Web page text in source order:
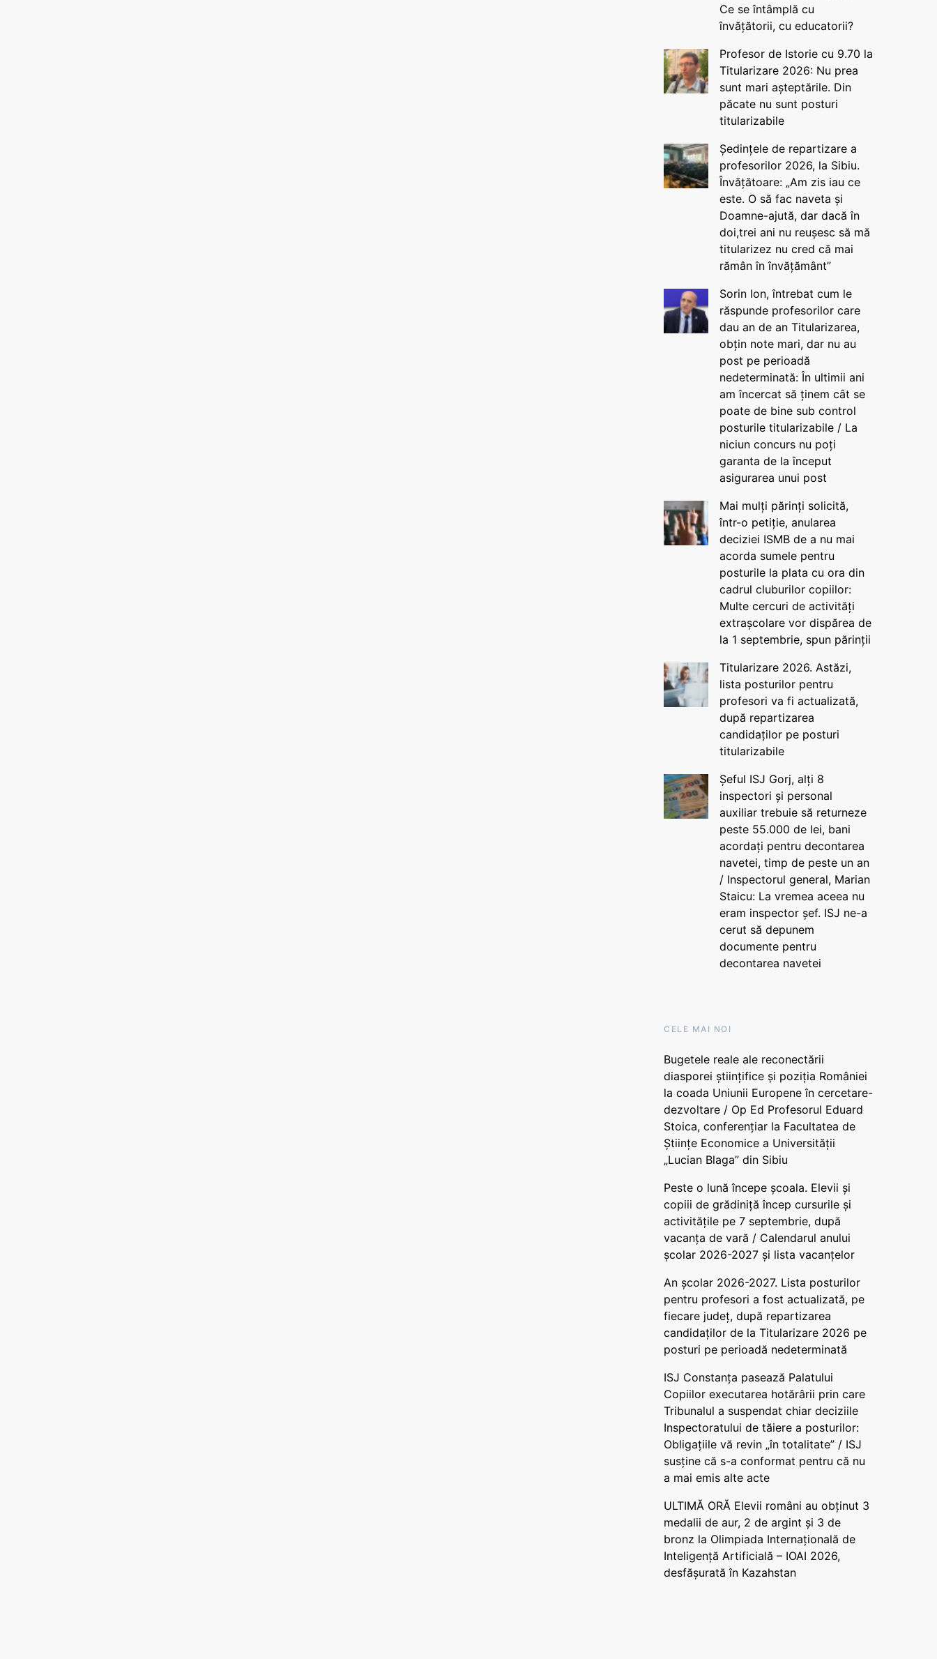
Ce se întâmplă cu
învățătorii, cu educatorii?
Profesor de Istorie cu 9.70 la
Titularizare 2026: Nu prea
sunt mari așteptările. Din
păcate nu sunt posturi
titularizabile
Ședințele de repartizare a
profesorilor 2026, la Sibiu.
Învățătoare: „Am zis iau ce
este. O să fac naveta și
Doamne-ajută, dar dacă în
doi,trei ani nu reușesc să mă
titularizez nu cred că mai
rămân în învățământ”
Sorin Ion, întrebat cum le
răspunde profesorilor care
dau an de an Titularizarea,
obțin note mari, dar nu au
post pe perioadă
nedeterminată: În ultimii ani
am încercat să ținem cât se
poate de bine sub control
posturile titularizabile / La
niciun concurs nu poți
garanta de la început
asigurarea unui post
Mai mulți părinți solicită,
într-o petiție, anularea
deciziei ISMB de a nu mai
acorda sumele pentru
posturile la plata cu ora din
cadrul cluburilor copiilor:
Multe cercuri de activități
extrașcolare vor dispărea de
la 1 septembrie, spun părinții
Titularizare 2026. Astăzi,
lista posturilor pentru
profesori va fi actualizată,
după repartizarea
candidaților pe posturi
titularizabile
Șeful ISJ Gorj, alți 8
inspectori și personal
auxiliar trebuie să returneze
peste 55.000 de lei, bani
acordați pentru decontarea
navetei, timp de peste un an
/ Inspectorul general, Marian
Staicu: La vremea aceea nu
eram inspector șef. ISJ ne-a
cerut să depunem
documente pentru
decontarea navetei
CELE MAI NOI
Bugetele reale ale reconectării
diasporei științifice și poziția României
la coada Uniunii Europene în cercetare-
dezvoltare / Op Ed Profesorul Eduard
Stoica, conferențiar la Facultatea de
Științe Economice a Universității
„Lucian Blaga” din Sibiu
Peste o lună începe școala. Elevii și
copiii de grădiniță încep cursurile și
activitățile pe 7 septembrie, după
vacanța de vară / Calendarul anului
școlar 2026-2027 și lista vacanțelor
An școlar 2026-2027. Lista posturilor
pentru profesori a fost actualizată, pe
fiecare județ, după repartizarea
candidaților de la Titularizare 2026 pe
posturi pe perioadă nedeterminată
ISJ Constanța pasează Palatului
Copiilor executarea hotărârii prin care
Tribunalul a suspendat chiar deciziile
Inspectoratului de tăiere a posturilor:
Obligațiile vă revin „în totalitate” / ISJ
susține că s-a conformat pentru că nu
a mai emis alte acte
ULTIMĂ ORĂ Elevii români au obținut 3
medalii de aur, 2 de argint și 3 de
bronz la Olimpiada Internațională de
Inteligență Artificială – IOAI 2026,
desfășurată în Kazahstan